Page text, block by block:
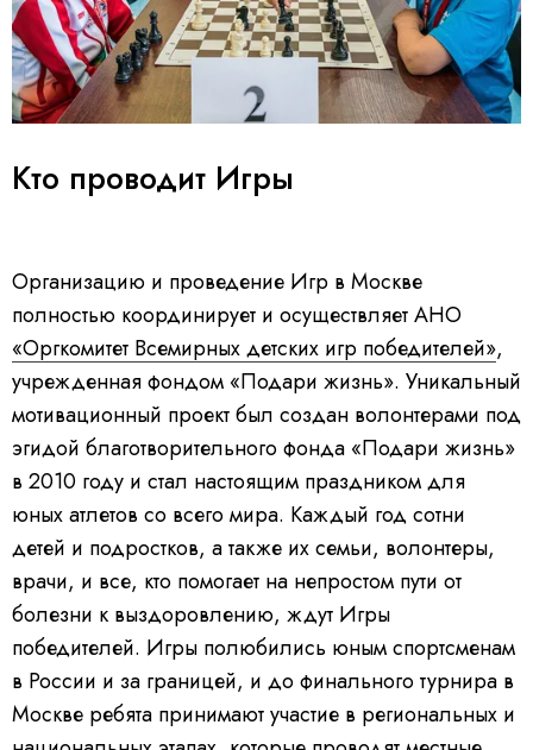
Кто проводит Игры
Организацию и проведение Игр в Москве
полностью координирует и осуществляет АНО
«Оргкомитет Всемирных детских игр победителей»,
учрежденная фондом «Подари жизнь». Уникальный
мотивационный проект был создан волонтерами под
эгидой благотворительного фонда «Подари жизнь»
в 2010 году и стал настоящим праздником для
юных атлетов со всего мира. Каждый год сотни
детей и подростков, а также их семьи, волонтеры,
врачи, и все, кто помогает на непростом пути от
болезни к выздоровлению, ждут Игры
победителей. Игры полюбились юным спортсменам
в России и за границей, и до финального турнира в
Москве ребята принимают участие в региональных и